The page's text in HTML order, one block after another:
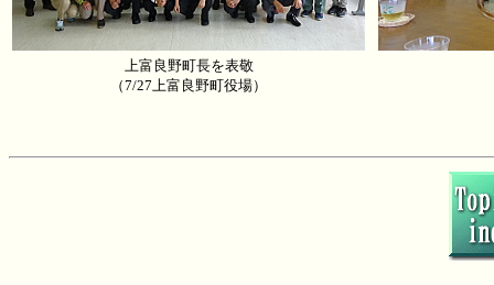
上富良野町長を表敬
（7/27上富良野町役場）